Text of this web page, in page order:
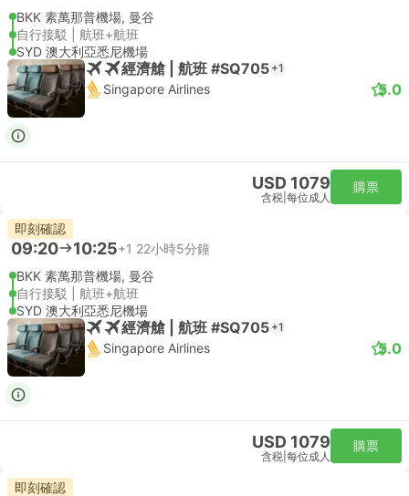
BKK 素萬那普機場, 曼谷
自行接駁 | 航班+航班
SYD 澳大利亞悉尼機場
經濟艙 | 航班 #SQ705 +1
Singapore Airlines 5.0
USD 1079
含税 每位成人
購票
即刻確認
09:20 10:25+1 22小時5分鐘
BKK 素萬那普機場, 曼谷
自行接駁 | 航班+航班
SYD 澳大利亞悉尼機場
經濟艙 | 航班 #SQ705 +1
Singapore Airlines 5.0
USD 1079
含税 每位成人
購票
即刻確認